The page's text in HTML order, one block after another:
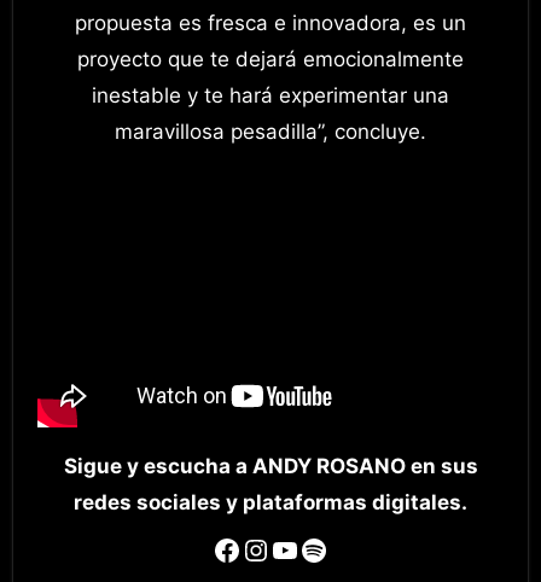
propuesta es fresca e innovadora, es un
proyecto que te dejará emocionalmente
inestable y te hará experimentar una
maravillosa pesadilla”, concluye.
Sigue y escucha a ANDY ROSANO en sus
redes sociales y plataformas digitales.
Facebook Instagram YouTube Spotify